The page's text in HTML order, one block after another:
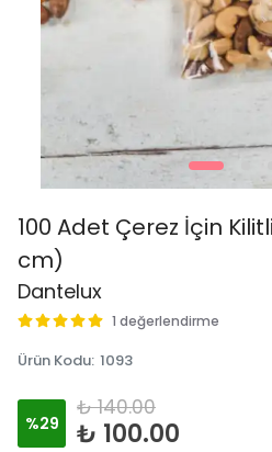
100 Adet Çerez İçin
cm)
Dantelux
1 değerlendirme
Ürün Kodu: 1093
%29
₺ 140.00
₺ 100.00